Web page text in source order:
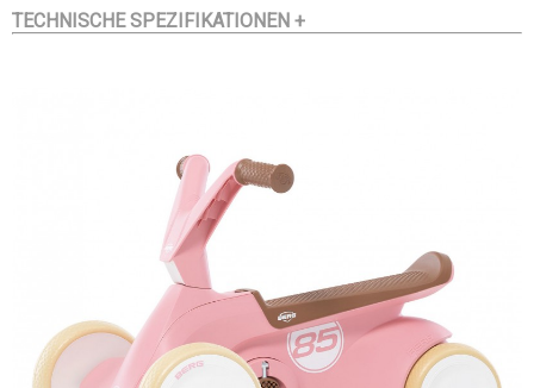
Gokartfahren
ausklappbare Pedale, vier flüsterleise Reifen, die
pannensicher sind, ein
Direct-Drive-System, welches das Fahren ganz einfach
ergonomisches Design und ein Sattel, von dem das Kind
nicht
TECHNISCHE SPEZIFIKATIONEN +